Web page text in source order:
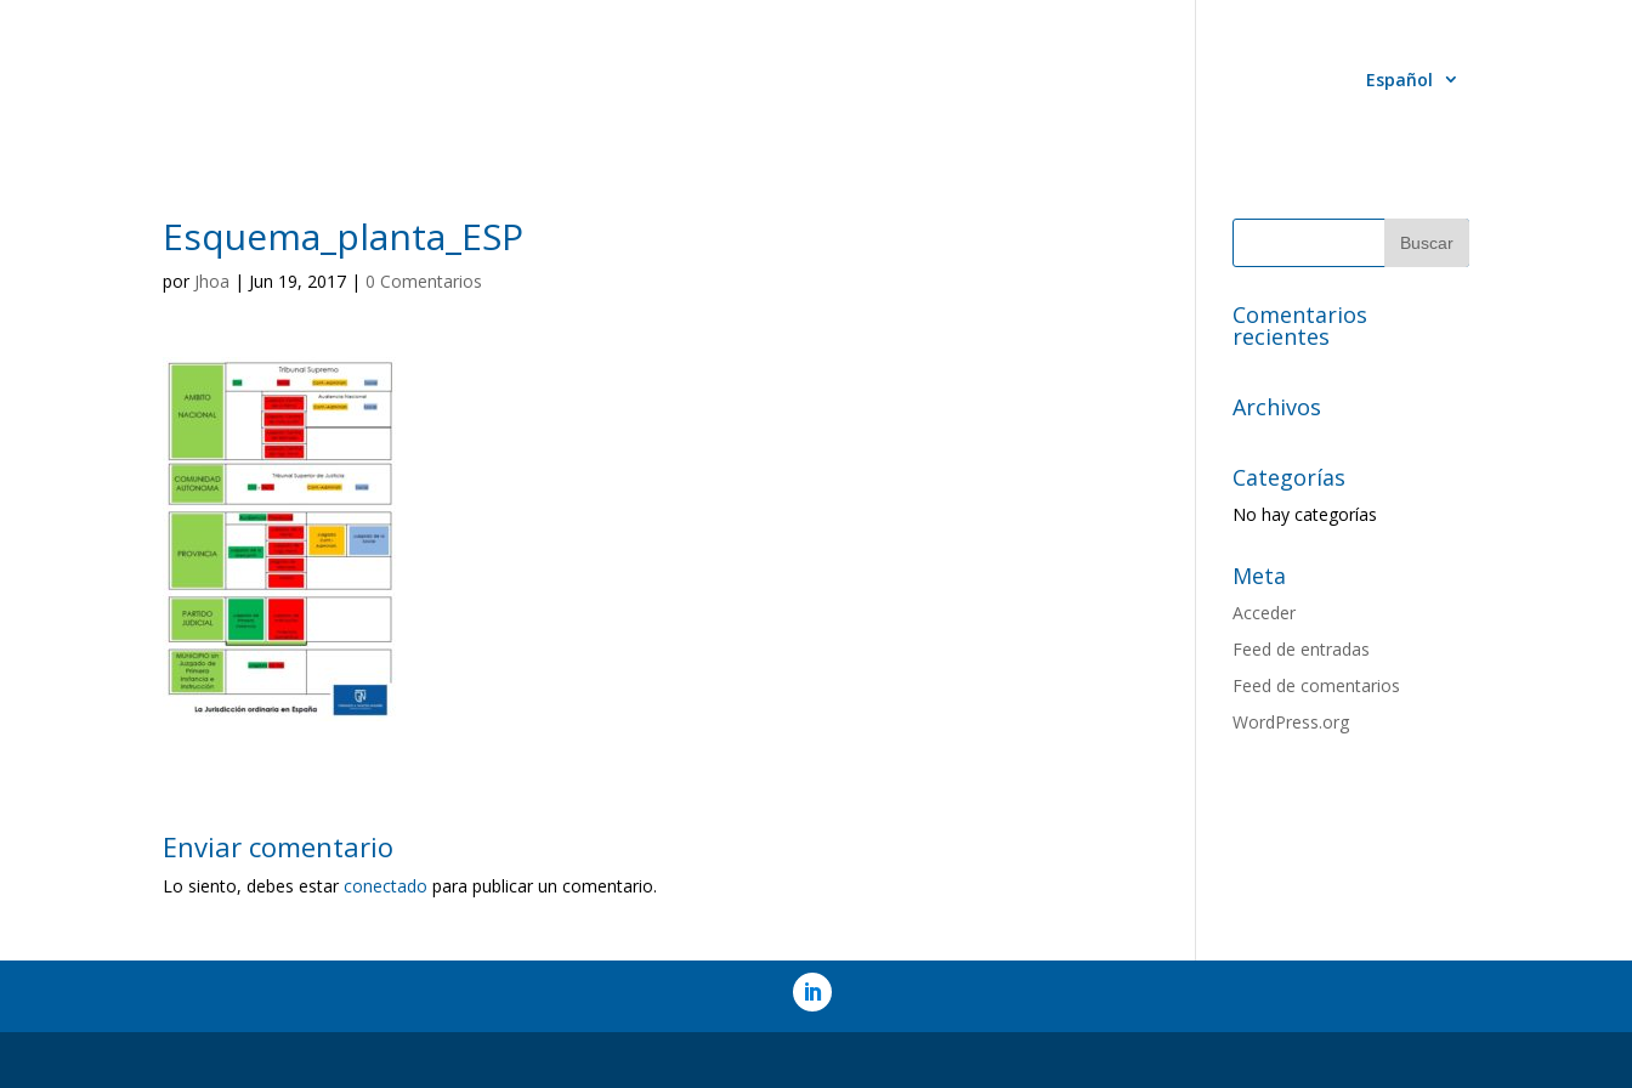
Español
Esquema_planta_ESP
por Jhoa | Jun 19, 2017 | 0 Comentarios
Enviar comentario
Lo siento, debes estarconectado para publicar un comentario.
Comentarios
recientes
Archivos
Categorías
No hay categorías
Meta
Acceder
Feed de entradas
Feed de comentarios
WordPress.org